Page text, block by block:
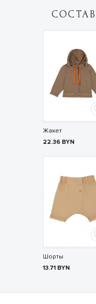
Жакет
22.36 BYN
Шорты
13.71 BYN